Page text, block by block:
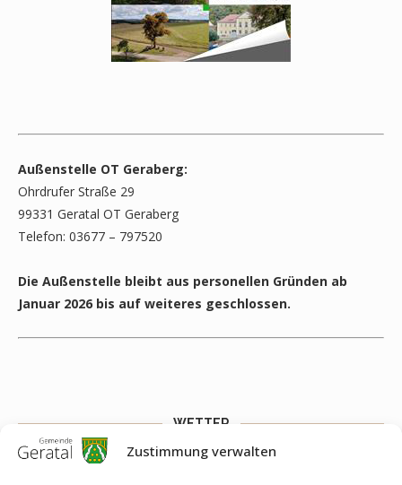
Zustimmung verwalten
Außenstelle OT Geraberg:
Ohrdrufer Straße 29
99331 Geratal OT Geraberg
Telefon: 03677 – 797520
Die Außenstelle bleibt aus personellen Gründen ab
Januar 2026 bis auf weiteres geschlossen.
WETTER
Weather widget